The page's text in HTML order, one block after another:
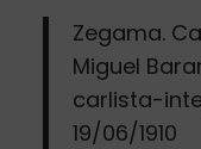
Zegama.
Miguel
carlista-
19/06/1910